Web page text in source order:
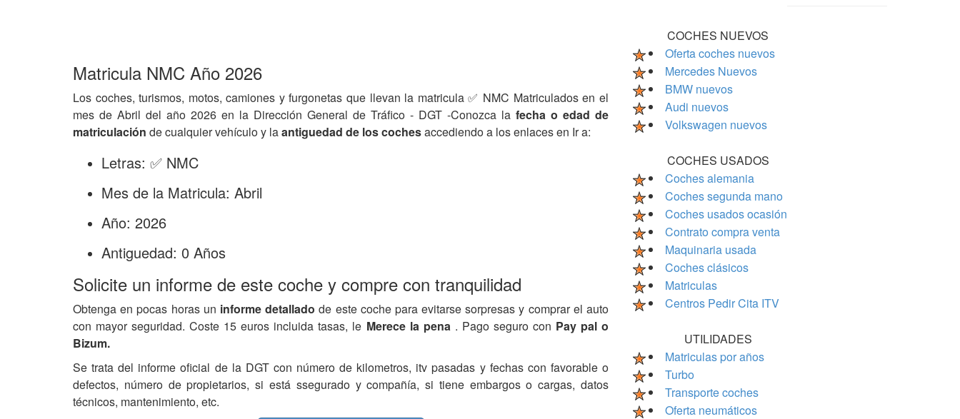
Matricula NMC Año 2026
Los coches, turismos, motos, camiones y furgonetas que llevan la matricula ✅ NMC Matriculados en el
mes de Abril del año 2026 en la Dirección General de Tráfico - DGT -Conozca la fecha o edad de
matriculación de cualquier vehículo y laantiguedad de los cochesaccediendo a los enlaces en Ir a:
Letras: ✅ NMC
Mes de la Matricula: Abril
Año: 2026
Antiguedad: 0 Años
Solicite un informe de este coche y compre con tranquilidad
Obtenga en pocas horas un informe detalladode este coche para evitarse sorpresas y comprar el auto
con mayor seguridad. Coste 15 euros incluida tasas, le Merece la pena . Pago seguro con Pay pal o
Bizum.
Se trata del informe oficial de la DGT con número de kilometros, itv pasadas y fechas con favorable o
defectos, número de propietarios, si está ssegurado y compañía, si tiene embargos o cargas, datos
técnicos, mantenimiento, etc.
COCHES NUEVOS
Oferta coches nuevos
Mercedes Nuevos
BMW nuevos
Audi nuevos
Volkswagen nuevos
COCHES USADOS
Coches alemania
Coches segunda mano
Coches usados ocasión
Contrato compra venta
Maquinaria usada
Coches clásicos
Matriculas
Centros Pedir Cita ITV
UTILIDADES
Matriculas por años
Turbo
Transporte coches
Oferta neumáticos